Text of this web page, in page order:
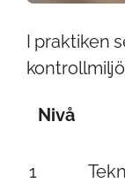
I praktiken
Nivå
1